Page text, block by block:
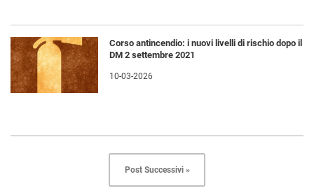
Corso antincendio: i nuovi livelli di rischio dopo il
DM 2 settembre 2021
10-03-2026
Post Successivi »